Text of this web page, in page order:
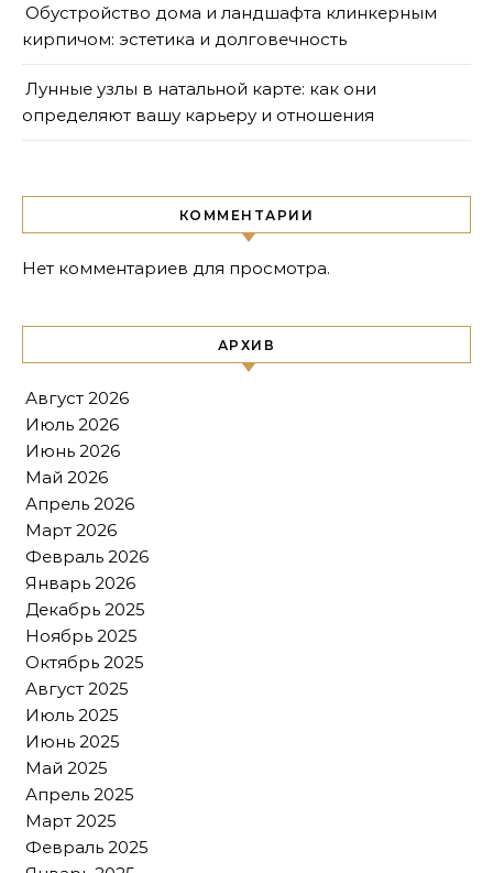
Обустройство дома и ландшафта клинкерным
кирпичом: эстетика и долговечность
Лунные узлы в натальной карте: как они
определяют вашу карьеру и отношения
КОММЕНТАРИИ
Нет комментариев для просмотра.
АРХИВ
Август 2026
Июль 2026
Июнь 2026
Май 2026
Апрель 2026
Март 2026
Февраль 2026
Январь 2026
Декабрь 2025
Ноябрь 2025
Октябрь 2025
Август 2025
Июль 2025
Июнь 2025
Май 2025
Апрель 2025
Март 2025
Февраль 2025